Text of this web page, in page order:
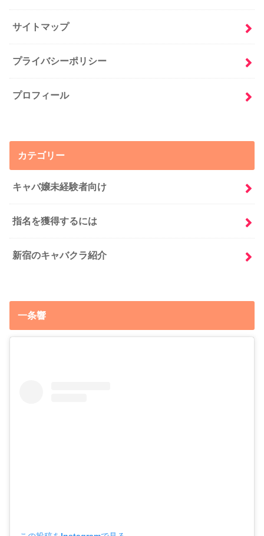
サイトマップ
プライバシーポリシー
プロフィール
カテゴリー
キャバ嬢未経験者向け
指名を獲得するには
新宿のキャバクラ紹介
一条響